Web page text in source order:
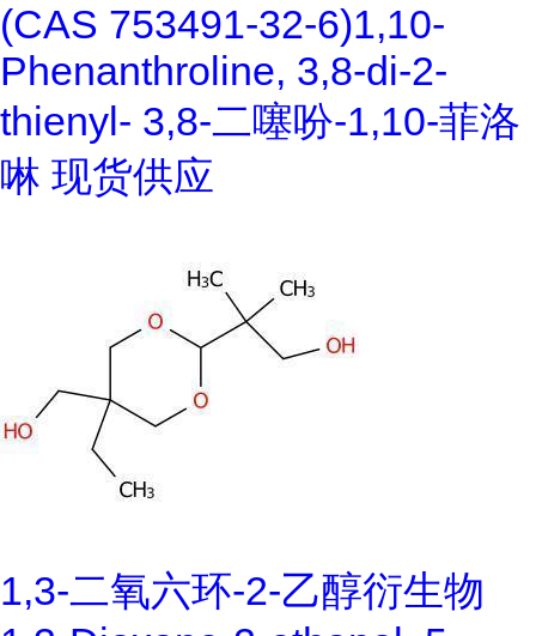
(CAS 753491-32-6)1,10-
Phenanthroline, 3,8-di-2-
thienyl- 3,8-二噻吩-1,10-菲洛
啉 现货供应
1,3-二氧六环-2-乙醇衍生物